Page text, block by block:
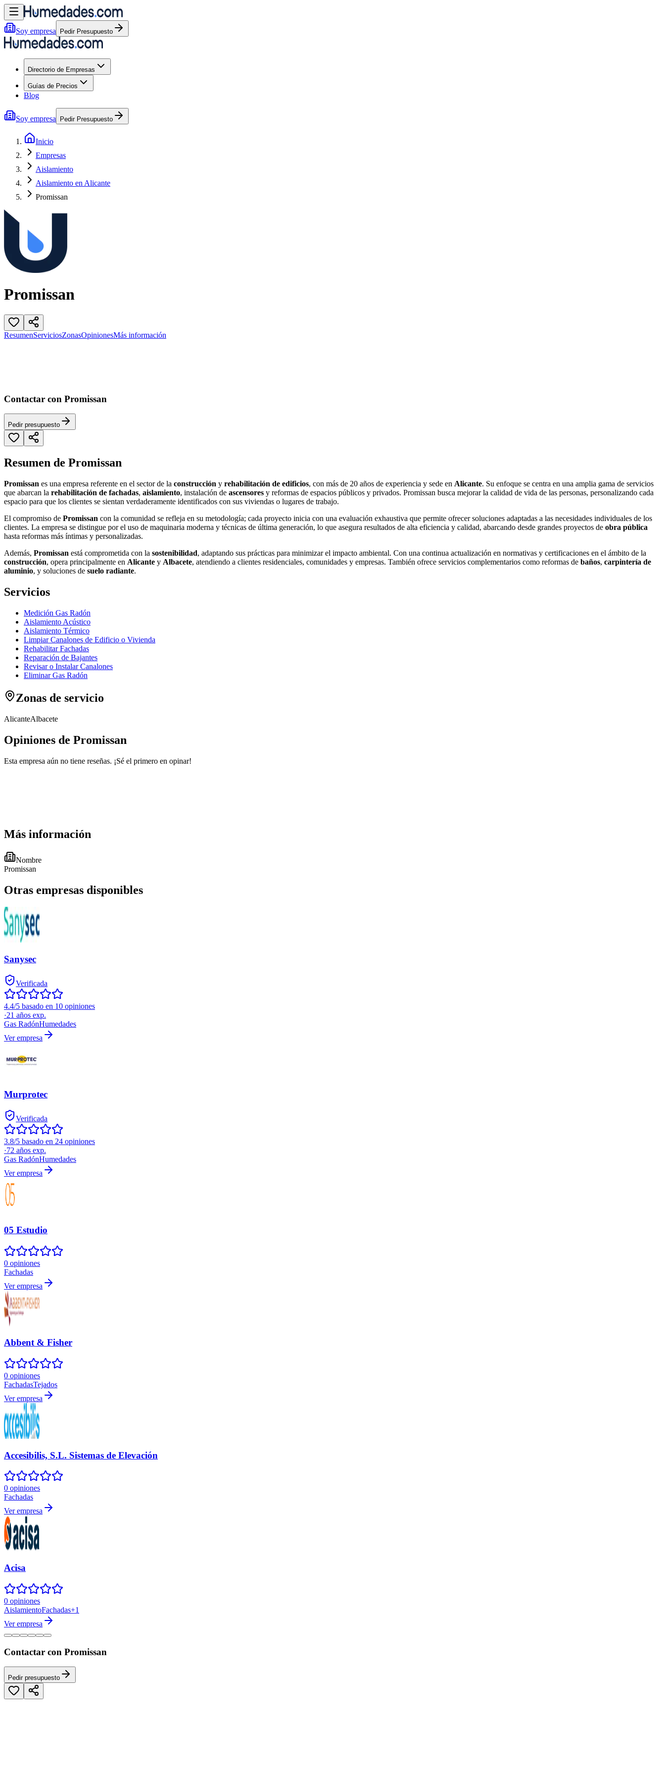
Soy empresa Pedir Presupuesto
Directorio de Empresas
Guías de Precios
Blog
Soy empresa Pedir Presupuesto
Inicio
Empresas
Aislamiento
Aislamiento en Alicante
Promissan
Promissan
ResumenServiciosZonasOpinionesMás información
Contactar con Promissan
Pedir presupuesto
Resumen de Promissan
Promissan es una empresa referente en el sector de la construcción y rehabilitación de edificios, con más de 20 años de experiencia y sede en Alicante. Su enfoque se centra en una amplia gama de servicios
que abarcan la rehabilitación de fachadas, aislamiento, instalación de ascensores y reformas de espacios públicos y privados. Promissan busca mejorar la calidad de vida de las personas, personalizando cada
espacio para que los clientes se sientan verdaderamente identificados con sus viviendas o lugares de trabajo.
El compromiso de Promissan con la comunidad se refleja en su metodología; cada proyecto inicia con una evaluación exhaustiva que permite ofrecer soluciones adaptadas a las necesidades individuales de los
clientes. La empresa se distingue por el uso de maquinaria moderna y técnicas de última generación, lo que asegura resultados de alta eficiencia y calidad, abarcando desde grandes proyectos de obra pública
hasta reformas más íntimas y personalizadas.
Además, Promissan está comprometida con la sostenibilidad, adaptando sus prácticas para minimizar el impacto ambiental. Con una continua actualización en normativas y certificaciones en el ámbito de la
construcción, opera principalmente en Alicante y Albacete, atendiendo a clientes residenciales, comunidades y empresas. También ofrece servicios complementarios como reformas de baños, carpintería de
aluminio, y soluciones de suelo radiante.
Servicios
Medición Gas Radón
Aislamiento Acústico
Aislamiento Térmico
Limpiar Canalones de Edificio o Vivienda
Rehabilitar Fachadas
Reparación de Bajantes
Revisar o Instalar Canalones
Eliminar Gas Radón
Zonas de servicio
AlicanteAlbacete
Opiniones de Promissan
Esta empresa aún no tiene reseñas. ¡Sé el primero en opinar!
Más información
Nombre
Promissan
Otras empresas disponibles
Sanysec
Verificada
4.4/5 basado en 10 opiniones
·21 años exp.
Gas RadónHumedades
Ver empresa
Murprotec
Verificada
3.8/5 basado en 24 opiniones
·72 años exp.
Gas RadónHumedades
Ver empresa
05 Estudio
0 opiniones
Fachadas
Ver empresa
Abbent & Fisher
0 opiniones
FachadasTejados
Ver empresa
Accesibilis, S.L. Sistemas de Elevación
0 opiniones
Fachadas
Ver empresa
Acisa
0 opiniones
AislamientoFachadas+1
Ver empresa
Contactar con Promissan
Pedir presupuesto